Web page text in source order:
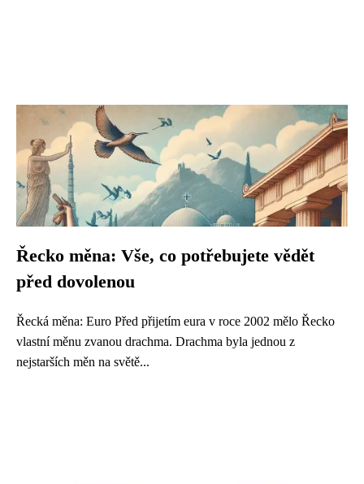
Řecko měna: Vše, co potřebujete vědět
před dovolenou
Řecká měna: Euro Před přijetím eura v roce 2002 mělo Řecko
vlastní měnu zvanou drachma. Drachma byla jednou z
nejstarších měn na světě...